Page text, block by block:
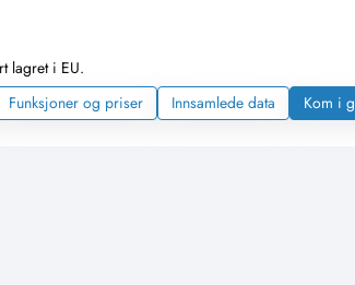
lagret i EU.
Funksjoner og priser Innsamlede data Kom i